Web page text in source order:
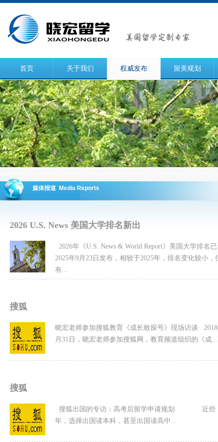
首页 关于我们 权威发布 留美规划
媒体报道 Media Reports
2026 U.S. News 美国大学排名新出
2026年《U.S. News & World Report》美国大学排名
2025年9月23日发布，相较于2025年，排名变化较小，
有...
搜狐
晓宏老师参加搜狐教育《成长敢探号》现场访谈
月31日，晓宏老师参加搜狐网，教育频道组织的《成...
搜狐
搜狐出国的专访：高考后留学申请规划 近些
年，选择出国读本科，甚至出国读高中...